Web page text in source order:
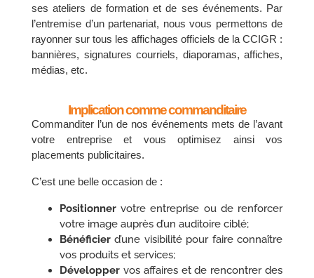
ses ateliers de formation et de ses événements. Par
l’entremise d’un partenariat, nous vous permettons de
rayonner sur tous les affichages officiels de la CCIGR :
bannières, signatures courriels, diaporamas, affiches,
médias, etc.
Implication comme commanditaire
Commanditer l’un de nos événements mets de l’avant
votre entreprise et vous optimisez ainsi vos
placements publicitaires.
C’est une belle occasion de :
Positionner votre entreprise ou de renforcer
votre image auprès d’un auditoire ciblé;
Bénéficier d’une visibilité pour faire connaître
vos produits et services;
Développer vos affaires et de rencontrer des